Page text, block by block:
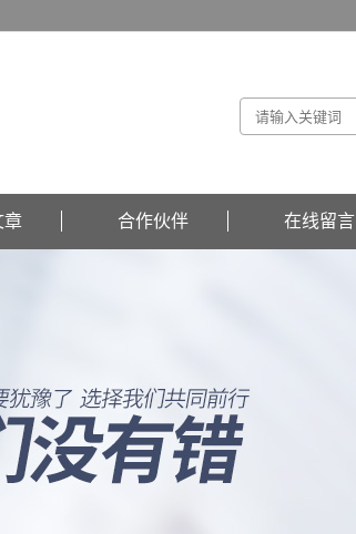
章 合作伙伴 在线留言